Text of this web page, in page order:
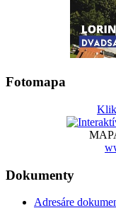
Fotomapa
Dokumenty
Adresáre